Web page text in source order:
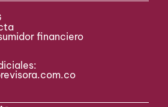
financiero